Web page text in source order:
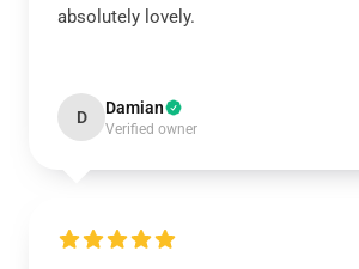
absolutely lovely.
D Damian
Verified owner